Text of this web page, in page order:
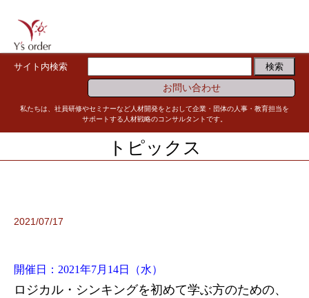
サイト内検索
お問い合わせ
私たちは、社員研修やセミナーなど人材開発をとおして企業・団体の人事・教育担当を
サポートする人材戦略のコンサルタントです。
トピックス
2021/07/17
開催日：2021年7月14日（水）
ロジカル・シンキングを初めて学ぶ方のための、